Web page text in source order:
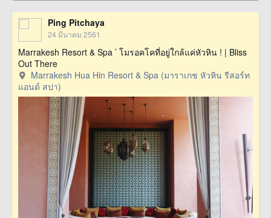
Ping Pitchaya
24 มีนาคม 2561
Marrakesh Resort & Spa ’ โมรอคโคที่อยู่ใกล้แค่หัวหิน ! | Bliss
Out There
Marrakesh Hua Hin Resort & Spa (มาราเกช หัวหิน รีสอร์ท
แอนด์ สปา)